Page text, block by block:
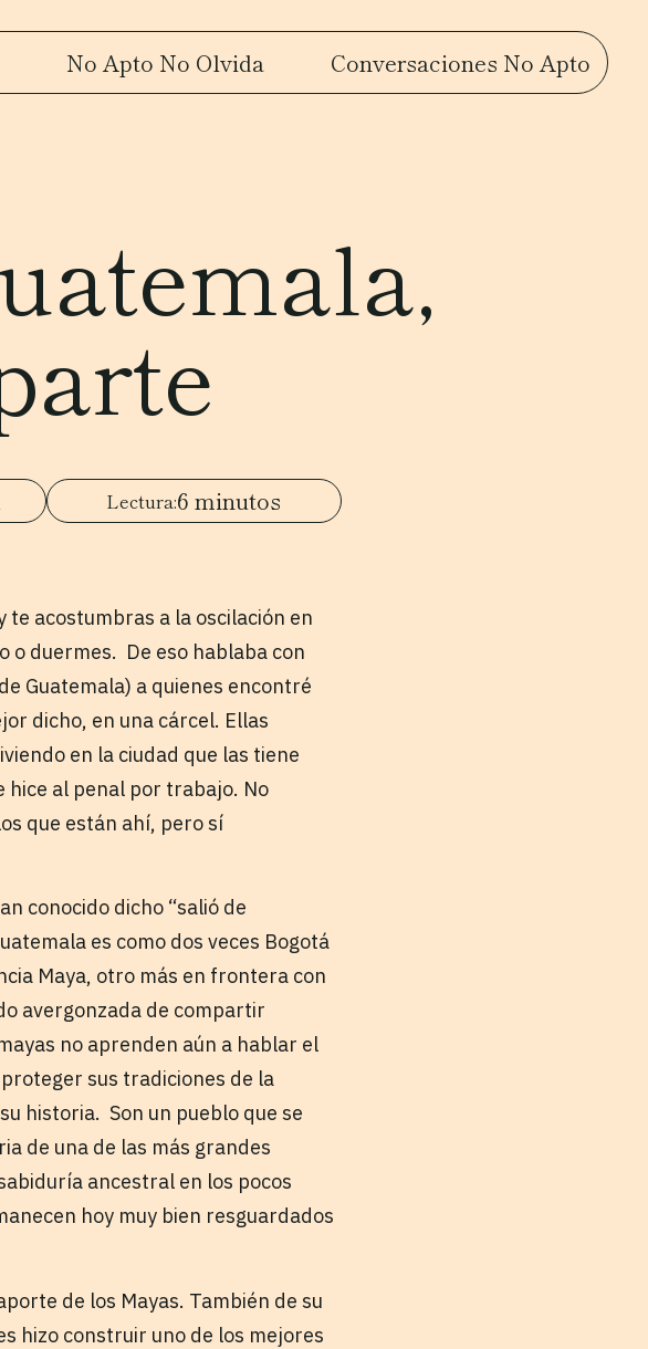
No Apto No Olvida Conversaciones No Apto
6 minutos
acostumbras a la oscilación en
o duermes. De eso hablaba con
Guatemala) a quienes encontré
dicho, en una cárcel. Ellas
en la ciudad que las tiene
hice al penal por trabajo. No
que están ahí, pero sí
conocido dicho “salió de
es como dos veces Bogotá
Maya, otro más en frontera con
avergonzada de compartir
no aprenden aún a hablar el
sus tradiciones de la
historia. Son un pueblo que se
de una de las más grandes
ancestral en los pocos
hoy muy bien resguardados
de los Mayas. También de su
hizo construir uno de los mejores